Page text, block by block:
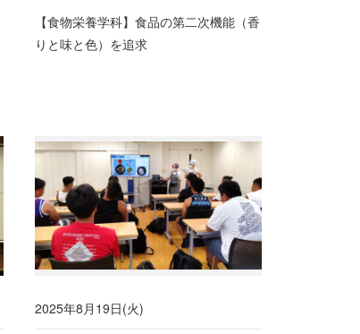
【食物栄養学科】食品の第二次機能（香
りと味と色）を追求
2025年8月19日(火)